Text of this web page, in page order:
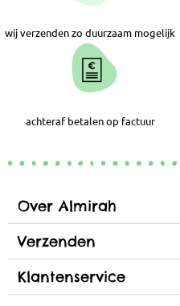
wij verzenden zo duurzaam mogelijk
achteraf betalen op factuur
Over Almirah
Verzenden
Klantenservice